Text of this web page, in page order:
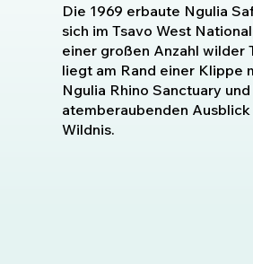
Die 1969 erbaute Ngulia
sich im Tsavo West
einer großen Anzahl wilder
liegt am Rand einer Klippe
Ngulia Rhino Sanctuary
atemberaubenden
Wildnis.